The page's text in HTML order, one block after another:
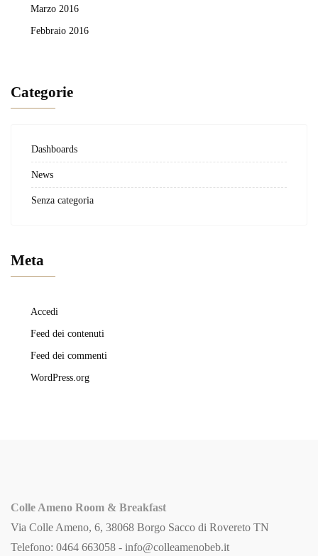
Marzo 2016
Febbraio 2016
Categorie
Dashboards
News
Senza categoria
Meta
Accedi
Feed dei contenuti
Feed dei commenti
WordPress.org
Colle Ameno Room & Breakfast
Via Colle Ameno, 6, 38068 Borgo Sacco di Rovereto TN
Telefono: 0464 663058 - info@colleamenobeb.it